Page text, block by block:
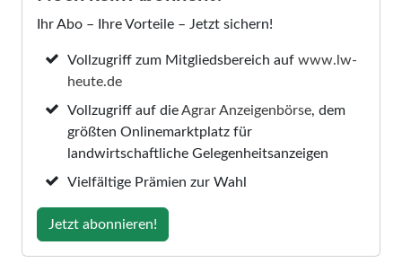
Ihr Abo – Ihre Vorteile – Jetzt sichern!
Vollzugriff zum Mitgliedsbereich aufwww.lw-
heute.de
Vollzugriff auf dieAgrar Anzeigenbörse, dem
größten Onlinemarktplatz für
landwirtschaftliche Gelegenheitsanzeigen
Vielfältige Prämien zur Wahl
Jetzt abonnieren!